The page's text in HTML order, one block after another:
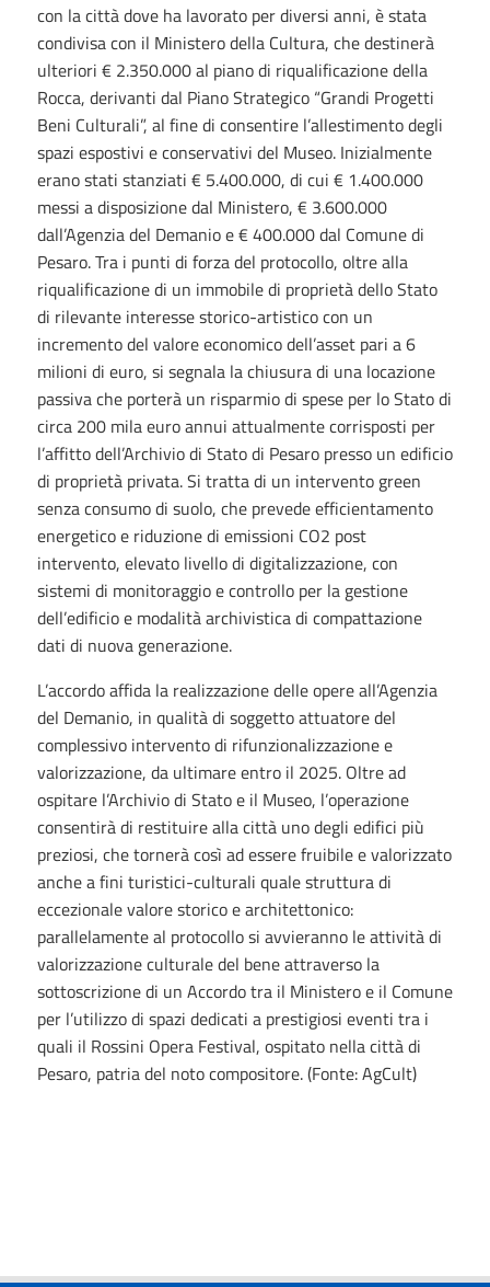
con la città dove ha lavorato per diversi anni, è stata
condivisa con il Ministero della Cultura, che destinerà
ulteriori € 2.350.000 al piano di riqualificazione della
Rocca, derivanti dal Piano Strategico “Grandi Progetti
Beni Culturali”, al fine di consentire l’allestimento degli
spazi espostivi e conservativi del Museo. Inizialmente
erano stati stanziati € 5.400.000, di cui € 1.400.000
messi a disposizione dal Ministero, € 3.600.000
dall’Agenzia del Demanio e € 400.000 dal Comune di
Pesaro. Tra i punti di forza del protocollo, oltre alla
riqualificazione di un immobile di proprietà dello Stato
di rilevante interesse storico-artistico con un
incremento del valore economico dell’asset pari a 6
milioni di euro, si segnala la chiusura di una locazione
passiva che porterà un risparmio di spese per lo Stato di
circa 200 mila euro annui attualmente corrisposti per
l’affitto dell’Archivio di Stato di Pesaro presso un edificio
di proprietà privata. Si tratta di un intervento green
senza consumo di suolo, che prevede efficientamento
energetico e riduzione di emissioni CO2 post
intervento, elevato livello di digitalizzazione, con
sistemi di monitoraggio e controllo per la gestione
dell’edificio e modalità archivistica di compattazione
dati di nuova generazione.
L’accordo affida la realizzazione delle opere all’Agenzia
del Demanio, in qualità di soggetto attuatore del
complessivo intervento di rifunzionalizzazione e
valorizzazione, da ultimare entro il 2025. Oltre ad
ospitare l’Archivio di Stato e il Museo, l’operazione
consentirà di restituire alla città uno degli edifici più
preziosi, che tornerà così ad essere fruibile e valorizzato
anche a fini turistici-culturali quale struttura di
eccezionale valore storico e architettonico:
parallelamente al protocollo si avvieranno le attività di
valorizzazione culturale del bene attraverso la
sottoscrizione di un Accordo tra il Ministero e il Comune
per l’utilizzo di spazi dedicati a prestigiosi eventi tra i
quali il Rossini Opera Festival, ospitato nella città di
Pesaro, patria del noto compositore. (Fonte: AgCult)